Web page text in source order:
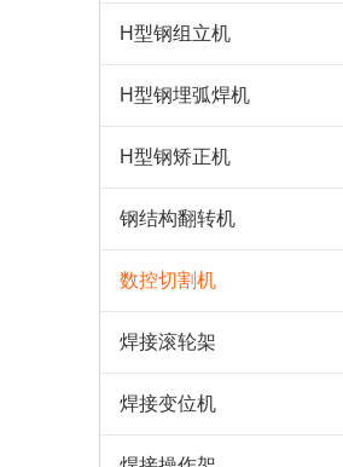
H型钢组立机
H型钢埋弧焊机
H型钢矫正机
钢结构翻转机
数控切割机
焊接滚轮架
焊接变位机